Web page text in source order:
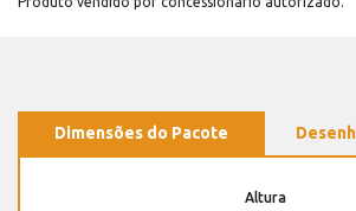
Dimensões do Pacote
Altura